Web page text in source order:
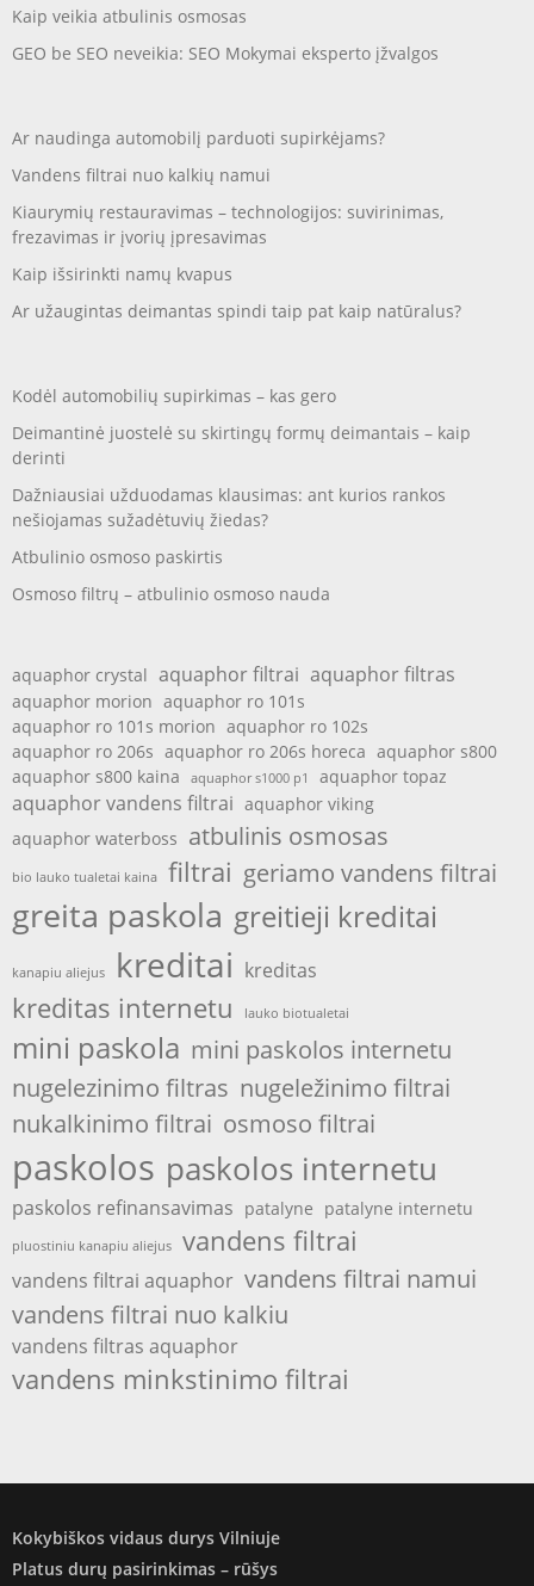
Kaip veikia atbulinis osmosas
GEO be SEO neveikia: SEO Mokymai eksperto įžvalgos
Ar naudinga automobilį parduoti supirkėjams?
Vandens filtrai nuo kalkių namui
Kiaurymių restauravimas – technologijos: suvirinimas,
frezavimas ir įvorių įpresavimas
Kaip išsirinkti namų kvapus
Ar užaugintas deimantas spindi taip pat kaip natūralus?
Kodėl automobilių supirkimas – kas gero
Deimantinė juostelė su skirtingų formų deimantais – kaip
derinti
Dažniausiai užduodamas klausimas: ant kurios rankos
nešiojamas sužadėtuvių žiedas?
Atbulinio osmoso paskirtis
Osmoso filtrų – atbulinio osmoso nauda
aquaphor crystal aquaphor filtrai aquaphor filtras
aquaphor morion aquaphor ro 101s
aquaphor ro 101s morion aquaphor ro 102s
aquaphor ro 206s aquaphor ro 206s horeca aquaphor s800
aquaphor s800 kaina
aquaphor s1000 p1 aquaphor topaz
aquaphor vandens filtrai aquaphor viking
aquaphor waterboss atbulinis osmosas
bio lauko tualetai kaina filtrai geriamo vandens filtrai
greita paskola greitieji kreditai
kanapiu aliejus kreditai kreditas
kreditas internetu lauko biotualetai
mini paskola mini paskolos internetu
nugelezinimo filtras nugeležinimo filtrai
nukalkinimo filtrai osmoso filtrai
paskolos paskolos internetu
paskolos refinansavimas patalyne patalyne internetu
pluostiniu kanapiu aliejus vandens filtrai
vandens filtrai aquaphor vandens filtrai namui
vandens filtrai nuo kalkiu
vandens filtras aquaphor
vandens minkstinimo filtrai
Kokybiškos vidaus durys Vilniuje
Platus durų pasirinkimas – rūšys